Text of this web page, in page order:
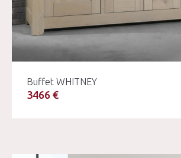
Buffet WHITNEY
3466 €